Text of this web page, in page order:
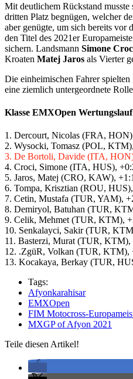
Mit deutlichem Rückstand
dritten Platz begnügen, welcher
aber genügte, um sich bereits vor
den Titel des 2021er
sichern. Landsmann Simone
Kroaten Matej Jaros als Vierter
Die einheimischen Fahrer
eine ziemlich untergeordnete
Klasse EMXOpen Wertungslauf
1. Dercourt, Nicolas (FRA,
2. Wysocki, Tomasz (POL,
3. De Bortoli, Davide (ITA,
4. Croci, Simone (ITA, HUS),
5. Jaros, Matej (CRO, KAW),
6. Tompa, Krisztian (ROU,
7. Cetin, Mustafa (TUR, YAM),
8. Demiryol, Batuhan (TUR,
9. Celik, Mehmet (TUR, KTM),
10. Senkalayci, Sakir (TUR,
11. Basterzi, Murat (TUR, KTM),
12. .ZgüR, Volkan (TUR, KTM),
13. Kocakaya, Berkay (TUR,
Tags:
Afyonkarahisar
EMXOpen
FIM Motocross-
MXGP of Afyon 2021
Teile diesen Artikel!